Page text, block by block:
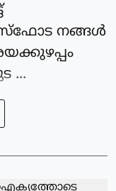
സ്‌ഫോട നങ്ങള്‍
...